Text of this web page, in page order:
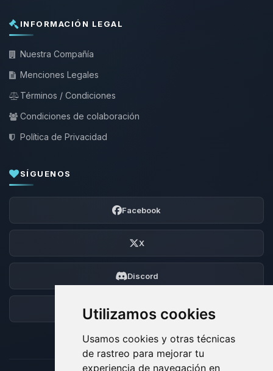
Utilizamos cookies
Usamos cookies y otras técnicas
de rastreo para mejorar tu
experiencia de navegación en
INFORMACIÓN LEGAL
Nuestra Compañía
Menciones Legales
Términos / Condiciones
Condiciones de colaboración
Política de Privacidad
SÍGUENOS
Facebook
X
Discord
Foro